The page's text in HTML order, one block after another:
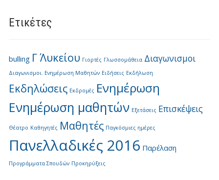
Ετικέτες
bulling Γ΄ Λυκείου Γιορτές Γλωσσομάθεια Διαγωνισμοι
Διαγωνισμοι. Ενημέρωση Μαθητών Ειδήσεις Εκδήλωση
Εκδηλώσεις Εκδρομές Ενημέρωση
Ενημέρωση μαθητών Εξετάσεις Επισκέψεις
Θέατρο Καθηγητές Μαθητές Παγκόσμιες ημέρες
Πανελλαδικές 2016 Παρέλαση
Προγράμματα Σπουδών Προκηρύξεις